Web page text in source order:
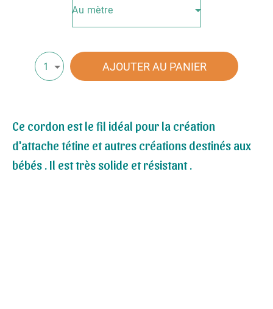
Au mètre
1 AJOUTER AU PANIER
Ce cordon est le fil idéal pour la création
d'attache tétine et autres créations destinés aux
bébés . Il est très solide et résistant .